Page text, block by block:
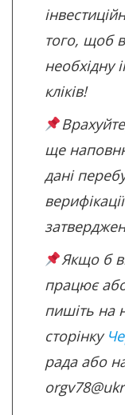
того, щоб
необхідну
кліків!
ще
дані
Якщо б
працює
пишіть на
сторінку
радаабо